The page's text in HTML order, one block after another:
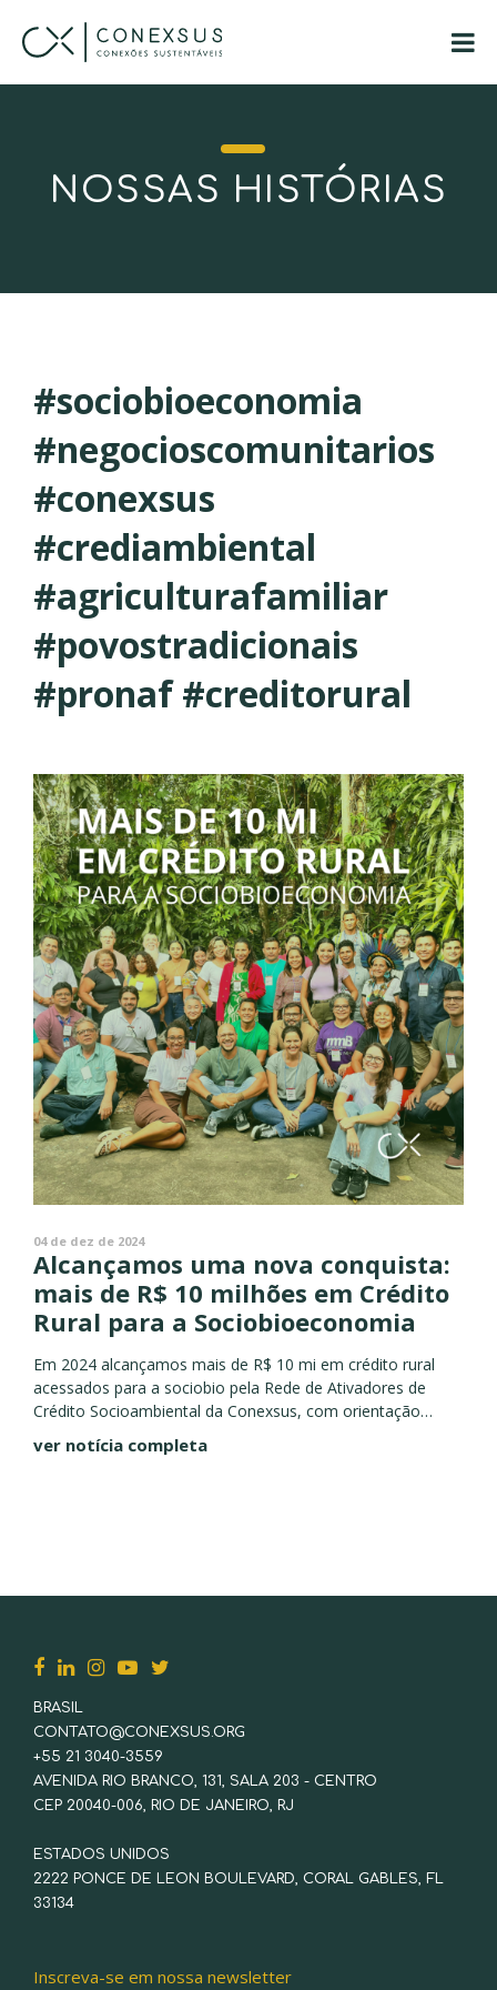
NOSSAS HISTÓRIAS
#sociobioeconomia
#negocioscomunitarios
#conexsus
#crediambiental
#agriculturafamiliar
#povostradicionais
#pronaf #creditorural
04 de dez de 2024
Alcançamos uma nova conquista:
mais de R$ 10 milhões em Crédito
Rural para a Sociobioeconomia
Em 2024 alcançamos mais de R$ 10 mi em crédito rural
acessados para a sociobio pela Rede de Ativadores de
Crédito Socioambiental da Conexsus, com orientação
técnica, educação financeira e fomento da equidade de
gênero...
ver notícia completa
BRASIL
CONTATO@CONEXSUS.ORG
+55 21 3040-3559
AVENIDA RIO BRANCO, 131, SALA 203 - CENTRO
CEP 20040-006, RIO DE JANEIRO, RJ
ESTADOS UNIDOS
2222 PONCE DE LEON BOULEVARD, CORAL GABLES, FL
33134
Inscreva-se em nossa newsletter